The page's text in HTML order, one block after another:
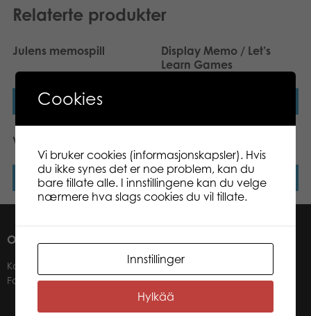
Relaterte produkter
Julens memospill
Les mer
Display Memo / Let’s
Learn Games
Vi lærer oss Memo ABC
Les mer Les mer
OM OSS
Kontakter
Forhandlere
Cookies
Vi bruker cookies (informasjonskapsler). Hvis
du ikke synes det er noe problem, kan du
bare tillate alle. I innstillingene kan du velge
nærmere hva slags cookies du vil tillate.
Innstillinger
Hylkää